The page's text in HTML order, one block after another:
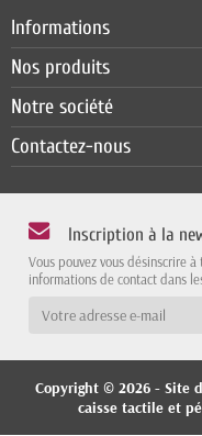
Informations
Nos produits
Notre société
Contactez-nous
Inscription à la
Vous pouvez vous désinscrire
informations de contact dans
Copyright © 2026 - Site
caisse tactile et